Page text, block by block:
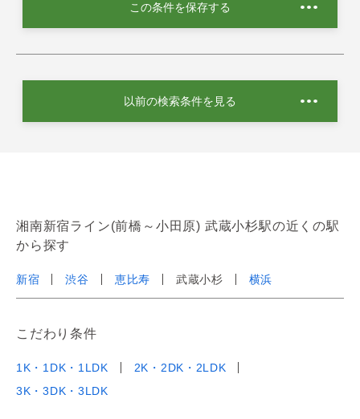
この条件を保存する
以前の検索条件を見る
湘南新宿ライン(前橋～小田原) 武蔵小杉駅の近くの駅
から探す
新宿 渋谷 恵比寿 武蔵小杉 横浜
こだわり条件
1K・1DK・1LDK
2K・2DK・2LDK
3K・3DK・3LDK